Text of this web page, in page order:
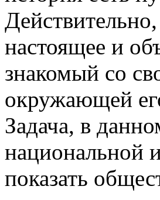
настоящее и
знакомый со
окружающей
Задача, в
национальной
показать